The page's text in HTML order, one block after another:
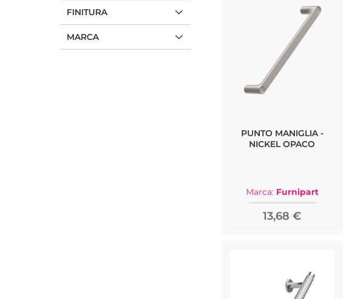
PUNTO MANIGLIA -
NICKEL OPACO
Marca: Furnipart
13,68 €
FINITURA
MARCA